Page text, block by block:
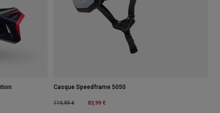
Casque Speedframe 5050
Price reduced from
119,99 €to 83,99 €